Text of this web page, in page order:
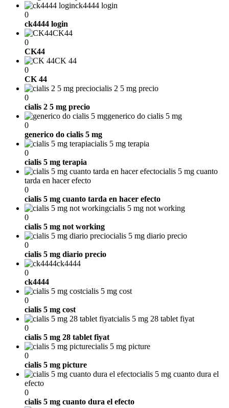
ck4444 login
0
ck4444 login
CK44
0
CK44
CK 44
0
CK 44
cialis 2 5 mg precio
0
cialis 2 5 mg precio
generico do cialis 5 mg
0
generico do cialis 5 mg
cialis 5 mg terapia
0
cialis 5 mg terapia
cialis 5 mg cuanto
tarda en hacer efecto
0
cialis 5 mg cuanto tarda en hacer efecto
cialis 5 mg not working
0
cialis 5 mg not working
cialis 5 mg diario precio
0
cialis 5 mg diario precio
ck4444
0
ck4444
cialis 5 mg cost
0
cialis 5 mg cost
cialis 5 mg 28 tablet fiyat
0
cialis 5 mg 28 tablet fiyat
cialis 5 mg picture
0
cialis 5 mg picture
cialis 5 mg cuanto dura el
efecto
0
cialis 5 mg cuanto dura el efecto